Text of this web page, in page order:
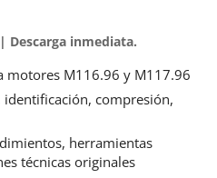
Descarga inmediata.
motores M116.96 y M117.96
identificación, compresión,
herramientas
técnicas originales